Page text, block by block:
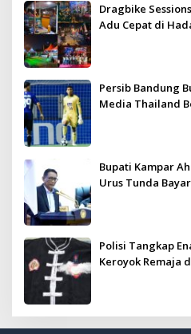
Dragbike
Adu Cepat di
Persib Bandung
Media Thailand
Bupati Kampar
Urus Tunda
Polisi Tangkap
Keroyok Remaja